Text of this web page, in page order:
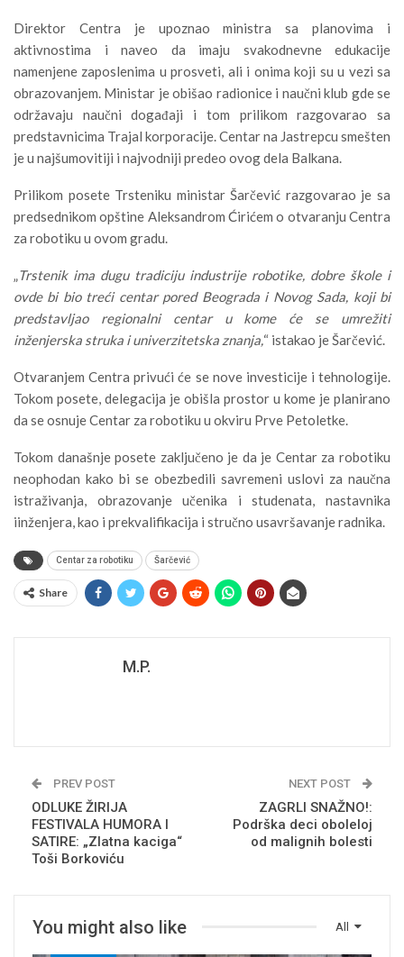
Direktor Centra je upoznao ministra sa planovima i
aktivnostima i naveo da imaju svakodnevne edukacije
namenjene zaposlenima u prosveti, ali i onima koji su u vezi sa
obrazovanjem. Ministar je obišao radionice i naučni klub gde se
održavaju naučni događaji i tom prilikom razgovarao sa
predstavnicima Trajal korporacije. Centar na Jastrepcu smešten
je u najšumovitiji i najvodniji predeo ovog dela Balkana.
Prilikom posete Trsteniku ministar Šarčević razgovarao je sa
predsednikom opštine Aleksandrom Ćirićem o otvaranju Centra
za robotiku u ovom gradu.
„Trstenik ima dugu tradiciju industrije robotike, dobre škole i
ovde bi bio treći centar pored Beograda i Novog Sada, koji bi
predstavljao regionalni centar u kome će se umrežiti
inženjerska struka i univerzitetska znanja,“ istakao je Šarčević.
Otvaranjem Centra privući će se nove investicije i tehnologije.
Tokom posete, delegacija je obišla prostor u kome je planirano
da se osnuje Centar za robotiku u okviru Prve Petoletke.
Tokom današnje posete zaključeno je da je Centar za robotiku
neophodan kako bi se obezbedili savremeni uslovi za naučna
istraživanja, obrazovanje učenika i studenata, nastavnika
iinženjera, kao i prekvalifikacija i stručno usavršavanje radnika.
Centar za robotiku Šarčević
Share
M.P.
PREV POST
ODLUKE ŽIRIJA
FESTIVALA HUMORA I
SATIRE: „Zlatna kaciga“
Toši Borkoviću
NEXT POST
ZAGRLI SNAŽNO!:
Podrška deci oboleloj
od malignih bolesti
All
You might also like